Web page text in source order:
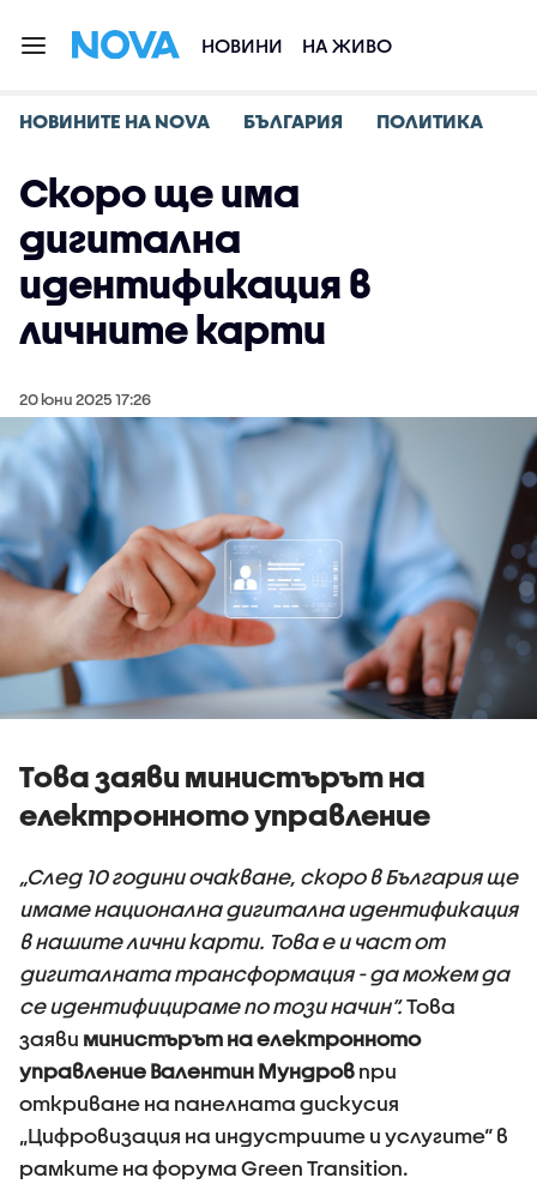
НОВИНИ НА ЖИВО
НОВИНИТЕ НА NOVA БЪЛГАРИЯ ПОЛИТИКА
Скоро ще има
дигитална
идентификация в
личните карти
20 юни 2025 17:26
Това заяви министърът на
електронното управление
„След 10 години очакване, скоро в България ще
имаме национална дигитална идентификация
в нашите лични карти. Това е и част от
дигиталната трансформация - да можем да
се идентифицираме по този начин“.Това
заяви министърът на електронното
управление Валентин Мундров при
откриване на панелната дискусия
„Цифровизация на индустриите и услугите“ в
рамките на форума Green Transition.